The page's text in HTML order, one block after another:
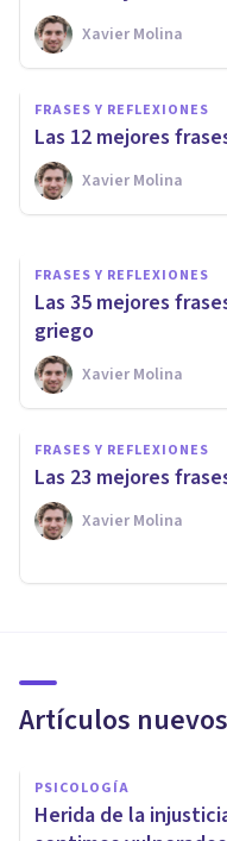
Xavier Molina
FRASES Y REFLEXIONES
Las 12 mejores
Xavier Molina
FRASES Y REFLEXIONES
Las 13
Gorgias de
Xavier Molina
FRASES Y REFLEXIONES
Las 35 mejores
griego
Xavier Molina
FRASES Y REFLEXIONES
Las 23 mejores
Xavier Molina
Artículos nuevos
PSICOLOGÍA
Herida de la